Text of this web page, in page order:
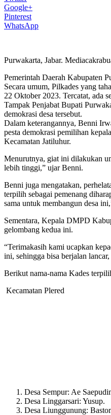
Google+
Pinterest
WhatsApp
Purwakarta, Jabar.
Pemerintah Daerah Kabupaten
Secara umum, Pilkades yang
22 Oktober 2023. Tercatat, ada
Tampak Penjabat Bupati
demokrasi desa tersebut.
Dalam keterangannya, Benni
pesta demokrasi pemilihan
Kecamatan Jatiluhur.
Menurutnya, giat ini dilakukan
lebih tinggi,” ujar Benni.
Benni juga mengatakan,
terpilih sebagai pemenang
sama untuk membangun desa
Sementara, Kepala DMPD
gelombang kedua ini.
“Terimakasih kami ucapkan
ini, sehingga bisa berjalan
Berikut nama-nama Kades
Kecamatan Plered
Desa Sempur: Ae
Desa Linggarsari: Yusup.
Desa Liunggunung: